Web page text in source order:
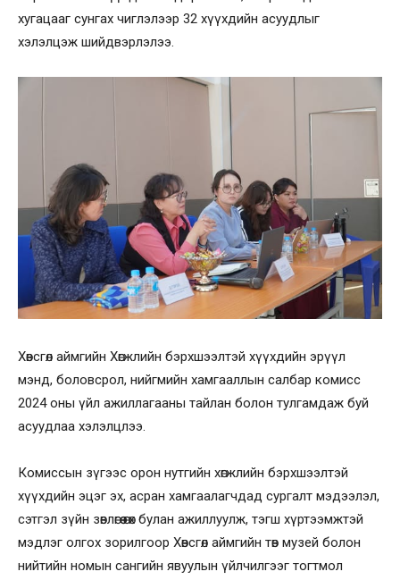
хугацааг сунгах чиглэлээр 32 хүүхдийн асуудлыг
хэлэлцэж шийдвэрлэлээ.
Хөвсгөл аймгийн Хөгжлийн бэрхшээлтэй хүүхдийн эрүүл
мэнд, боловсрол, нийгмийн хамгааллын салбар комисс
2024 оны үйл ажиллагааны тайлан болон тулгамдаж буй
асуудлаа хэлэлцлээ.
Комиссын зүгээс орон нутгийн хөгжлийн бэрхшээлтэй
хүүхдийн эцэг эх, асран хамгаалагчдад сургалт мэдээлэл,
сэтгэл зүйн зөвлөгөө өгөх булан ажиллуулж, тэгш хүртээмжтэй
мэдлэг олгох зорилгоор Хөвсгөл аймгийн төв музей болон
нийтийн номын сангийн явуулын үйлчилгээг тогтмол